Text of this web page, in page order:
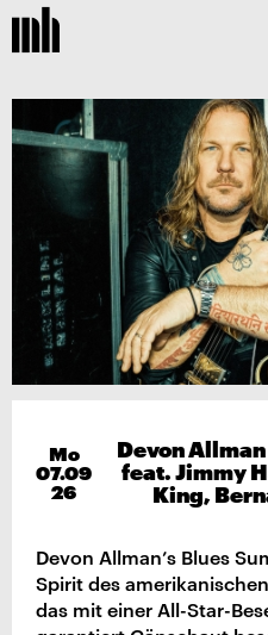
Mo
07.09
26
Devon
feat. Jimmy
King,
Devon Allman’s Blues
Spirit des
das mit einer All-Star-